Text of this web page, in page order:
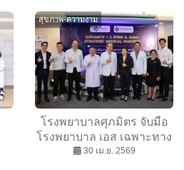
“BDMS Gastro &
Colonoscopy Package”
สุขภาพ-ความงาม
โรงพยาบาลศุภมิตร จับมือ
โรงพยาบาล เอส เฉพาะทาง
ด้านกระดูกสันหลังและข้อ
30 เม.ย. 2569